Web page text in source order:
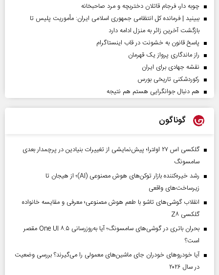
چوبه دار، فرجام قاتلان دختربچه و مرد صاحبخانه
ببینید | فرمانده کل انتظامی جمهوری اسلامی ایران­: مأموریت پلیس تا
بازگشت آخرین زائر به منزل ادامه دارد
پاسخ قانون به خشونت در قاب اینستاگرام
راز ماندگاری پرواز یک قهرمان
نقشه جهادی برای ایران
رکوردشکنی تاریخی بورس
هم دنبال جوانگرایی هستم هم نتیجه
گوناگون
گلکسی اس ۲۷ اولترا؛ پیش‌نمایشی از تغییرات بنیادین در پرچمدار بعدی
سامسونگ
رشد خیره‌کننده بازار توکن‌های هوش مصنوعی (AI)؛ از هیجان تا
زیرساخت‌های واقعی
انقلاب گوشی‌های تاشو‌ با طعم هوش مصنوعی؛ معرفی و مقایسه خانواده
گلکسی Z۸
بحران باتری در گوشی‌های سامسونگ؛ آیا به‌روزرسانی One UI ۸.۵ مقصر
است؟
آیا خودروهای خودران جای ماشین‌های معمولی را می‌گیرند؟ بررسی وضعیت
در سال ۲۰۲۶